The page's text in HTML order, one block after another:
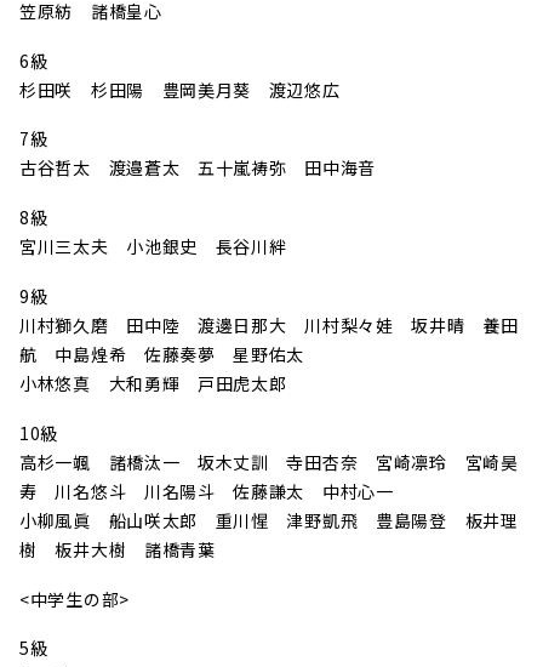
笠原紡 諸橋皇心
6級
杉田咲 杉田陽 豊岡美月葵 渡辺悠広
7級
古谷哲太 渡邉蒼太 五十嵐祷弥 田中海音
8級
宮川三太夫 小池銀史 長谷川絆
9級
川村獅久磨 田中陸 渡邊日那大 川村梨々娃 坂井晴 養田
航 中島煌希 佐藤奏夢 星野佑太
小林悠真 大和勇輝 戸田虎太郎
10級
高杉一颯 諸橋汰一 坂木丈訓 寺田杏奈 宮崎凛玲 宮崎昊
寿 川名悠斗 川名陽斗 佐藤謙太 中村心一
小柳風眞 船山咲太郎 重川惺 津野凱飛 豊島陽登 板井理
樹 板井大樹 諸橋青葉
<中学生の部>
5級